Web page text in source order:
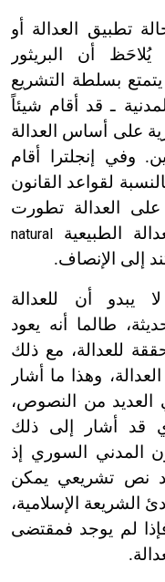
تطبيق العدالة أو
أن البريثور
بسلطة التشريع
ـ قد أقام شيئاً
على أساس العدالة
وفي إنجلترا أقام
لقواعد القانون
على العدالة تطورت
الطبيعية
natural
إلى الإنصاف.
يبدو أن للعدالة
طالما أنه يعود
للعدالة، مع ذلك
وهذا ما أشار
العديد من النصوص،
قد أشار إلى ذلك
من القانون المدني السوري إذ
لم يوجد نص تشريعي يمكن
الإسلامية،
لم يوجد فمقتضى